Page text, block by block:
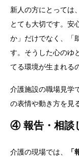
新人の方にとっては、
とても大切です。安
か」だけでなく、「
す。 そうした心のゆ
てる環境が生まれる
介護施設の職場見学
の表情や動き方を見
④ 報告・相談
介護の現場では、